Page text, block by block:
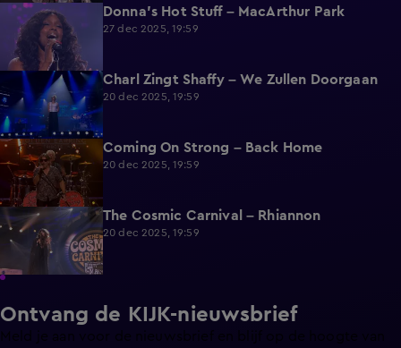
2:41 Donna's Hot Stuff – MacArthur Park
27 dec 2025, 19:59
2:19 Charl Zingt Shaffy – We Zullen Doorgaan
20 dec 2025, 19:59
2:00 Coming On Strong – Back Home
20 dec 2025, 19:59
2:02 The Cosmic Carnival – Rhiannon
20 dec 2025, 19:59
Ontvang de KIJK-nieuwsbrief
Meld je aan voor de nieuwsbrief en blijf op de hoogte van